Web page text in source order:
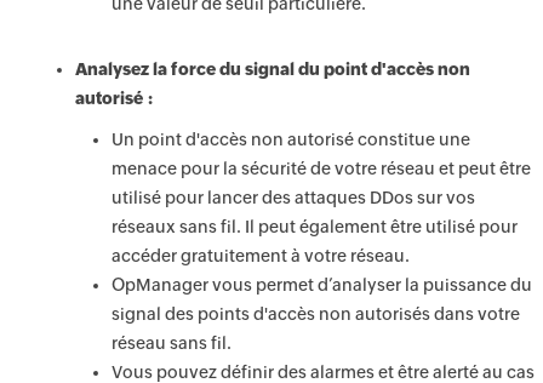
Analysez la force du signal du point d'accès non
autorisé :
Un point d'accès non autorisé constitue une
menace pour la sécurité de votre réseau et peut être
utilisé pour lancer des attaques DDos sur vos
réseaux sans fil. Il peut également être utilisé pour
accéder gratuitement à votre réseau.
OpManager vous permet d’analyser la puissance du
signal des points d'accès non autorisés dans votre
réseau sans fil.
Vous pouvez définir des alarmes et être alerté au cas